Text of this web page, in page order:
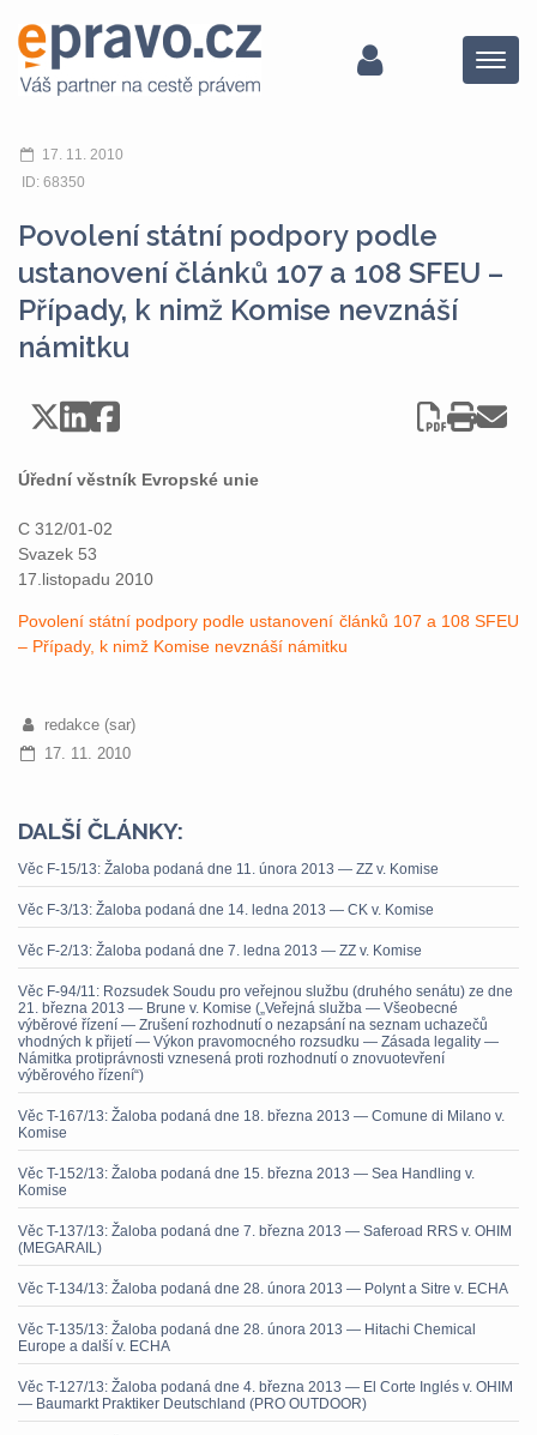
Menu
17. 11. 2010
ID: 68350
Povolení státní podpory podle
ustanovení článků 107 a 108 SFEU –
Případy, k nimž Komise nevznáší
námitku
Úřední věstník Evropské unie
C 312/01-02
Svazek 53
17.listopadu 2010
Povolení státní podpory podle ustanovení článků 107 a 108 SFEU
– Případy, k nimž Komise nevznáší námitku
redakce (sar)
17. 11. 2010
DALŠÍ ČLÁNKY:
Věc F-15/13: Žaloba podaná dne 11. února 2013 — ZZ v. Komise
Věc F-3/13: Žaloba podaná dne 14. ledna 2013 — CK v. Komise
Věc F-2/13: Žaloba podaná dne 7. ledna 2013 — ZZ v. Komise
Věc F-94/11: Rozsudek Soudu pro veřejnou službu (druhého senátu) ze dne
21. března 2013 — Brune v. Komise („Veřejná služba — Všeobecné
výběrové řízení — Zrušení rozhodnutí o nezapsání na seznam uchazečů
vhodných k přijetí — Výkon pravomocného rozsudku — Zásada legality —
Námitka protiprávnosti vznesená proti rozhodnutí o znovuotevření
výběrového řízení“)
Věc T-167/13: Žaloba podaná dne 18. března 2013 — Comune di Milano v.
Komise
Věc T-152/13: Žaloba podaná dne 15. března 2013 — Sea Handling v.
Komise
Věc T-137/13: Žaloba podaná dne 7. března 2013 — Saferoad RRS v. OHIM
(MEGARAIL)
Věc T-134/13: Žaloba podaná dne 28. února 2013 — Polynt a Sitre v. ECHA
Věc T-135/13: Žaloba podaná dne 28. února 2013 — Hitachi Chemical
Europe a další v. ECHA
Věc T-127/13: Žaloba podaná dne 4. března 2013 — El Corte Inglés v. OHIM
— Baumarkt Praktiker Deutschland (PRO OUTDOOR)